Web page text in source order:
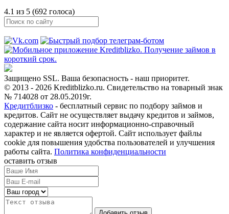
4.1 из 5 (692 голоса)
Защищено SSL. Ваша безопасность - наш приоритет.
© 2013 - 2026 Kreditblizko.ru. Свидетельство на товарный знак
№ 714028 от 28.05.2019г.
Кредитблизко - бесплатный сервис по подбору займов и
кредитов. Сайт не осуществляет выдачу кредитов и займов,
содержание сайта носит информационно-справочный
характер и не является офертой. Сайт использует файлы
cookie для повышения удобства пользователей и улучшения
работы сайта. Политика конфиденциальности
оставить отзыв